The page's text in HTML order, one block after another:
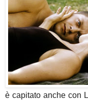
è capitato anche con